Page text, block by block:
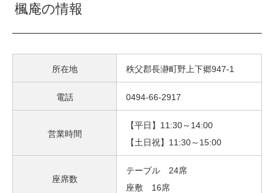
楓庵の情報
所在地 秩父郡長瀞町野上下郷947-1
電話 0494-66-2917
営業時間
【平日】11:30～14:00
【土日祝】11:30～15:00
座席数
テーブル 24席
座敷 16席